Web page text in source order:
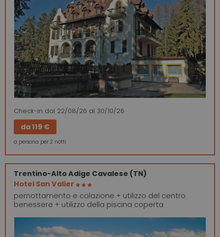
Check-in dal 22/08/26 al 30/10/26
da119 €
a persona per 2 notti
Trentino-Alto Adige Cavalese (TN)
Hotel San Valier
pernottamento e colazione + utilizzo del centro
benessere + utilizzo della piscina coperta